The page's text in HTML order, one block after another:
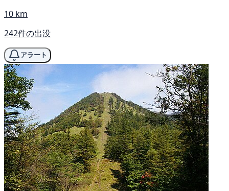
10 km
242件の出没
アラート